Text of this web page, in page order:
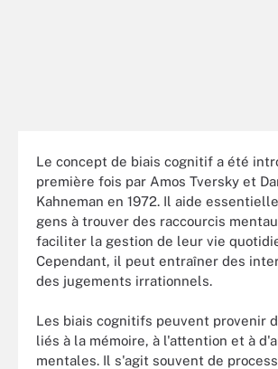
Le concept de biais cognitif a été
première fois par Amos Tversky et
Kahneman en 1972. Il aide
gens à trouver des raccourcis
faciliter la gestion de leur vie
Cependant, il peut entraîner des
des jugements irrationnels.
Les biais cognitifs peuvent provenir
liés à la mémoire, à l'attention et à
mentales. Il s'agit souvent de